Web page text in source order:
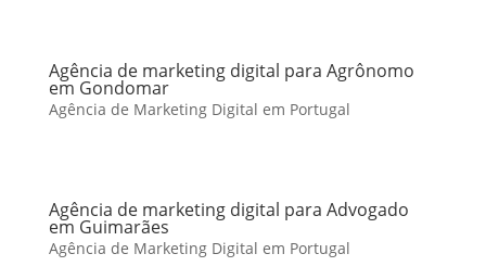
Agência de marketing digital para Agrônomo
em Gondomar
Agência de Marketing Digital em Portugal
Agência de marketing digital para Advogado
em Guimarães
Agência de Marketing Digital em Portugal